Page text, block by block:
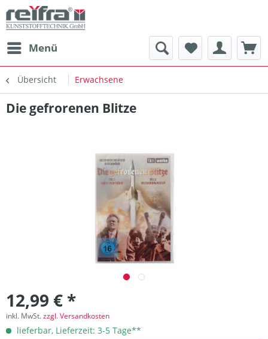
Menü
Übersicht Erwachsene
Die gefrorenen Blitze
12,99 € *
inkl. MwSt.zzgl. Versandkosten
lieferbar, Lieferzeit: 3-5 Tage**